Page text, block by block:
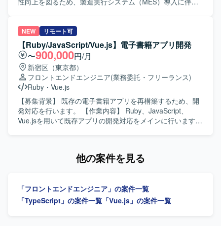
だきます。製造実行システム（MES）導入フェーズにおけ
る基本設計からテストまでの工程を担当し、必要に応じて
顧客との打合せにも参加いただきます。既に参画している
PM/PLおよびBPメンバーと連携しながら、現場帳票の業務
を理解したうえでシステム要件への落とし込みや実装を進
めていただきます。 【求める人物像】 製造業の業務や現場
帳票の役割を理解しながら、自ら主体的に課題を整理し提
案・実装までつなげられる方を求めております。チームメ
ンバーや顧客と円滑にコミュニケーションを取りつつ、基
本設計以降の工程を着実に推進いただける方が望ましいで
す。プロジェクトにはPM/PLやBPメンバーが複数参画して
ロントエンドはTypeScript（JavaScript）とVue.js、バック
エンドはTypeScript（JavaScript）とNode.jsを用い、デー
NEW リモート可
【Ruby/JavaScript/Vue.js】電子書籍アプリ開発
〜900,000円/月
新宿区（東京都）
フロントエンドエンジニア(業務委託・フリーランス)
Ruby ・ Vue.js
【募集背景】 既存の電子書籍アプリを再構築するため、開
発対応を行います。 【作業内容】 Ruby、JavaScript、
Vue.jsを用いて既存アプリの開発対応をメインに行います。
他の案件を見る
「フロントエンドエンジニア」の案件一覧
「TypeScript」の案件一覧 「Vue.js」の案件一覧